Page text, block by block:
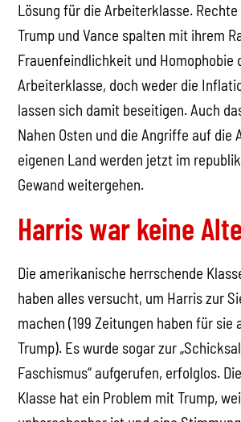
Lösung für die Arbeiterklasse. Rechte
Trump und Vance spalten mit ihrem
Frauenfeindlichkeit und Homophobie
Arbeiterklasse, doch weder die
lassen sich damit beseitigen. Auch
Nahen Osten und die Angriffe auf die
eigenen Land werden jetzt im
Gewand weitergehen.
Harris war keine
Die amerikanische herrschende
haben alles versucht, um Harris zur
machen (199 Zeitungen haben für sie
Trump). Es wurde sogar zur
Faschismus“ aufgerufen, erfolglos.
Klasse hat ein Problem mit Trump,